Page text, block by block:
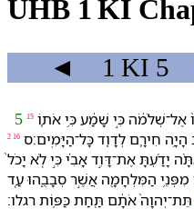
UHB 1 KI
◄ 1 KI 5
5 15
חִירָ֛ם לְ⁠דָוִ֖ד כָּל־הַ⁠יָּמִֽים׃ס
2 16
יָדַ֜עְתָּ אֶת־דָּוִ֣ד אָבִ֗⁠י כִּ֣י לֹ֤א יָכֹל֙
מִ⁠פְּנֵ֥י הַ⁠מִּלְחָמָ֖ה אֲשֶׁ֣ר סְבָבֻ֑⁠הוּ עַ֤ד